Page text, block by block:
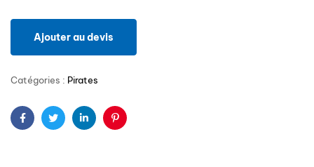
Ajouter au devis
Catégories : Pirates
FacebookTwitterLinkedinPinterest